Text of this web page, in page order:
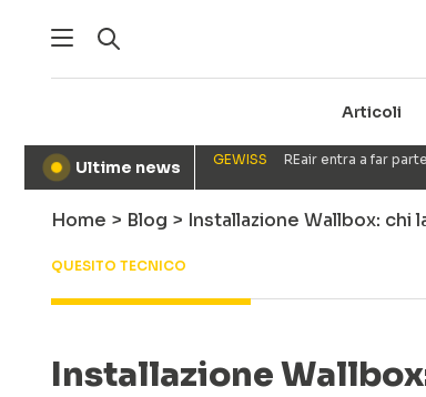
Articoli
● Ultime news GEWISS REair entra a far
Home > Blog > Installazione Wallbox: chi
QUESITO TECNICO
Installazione